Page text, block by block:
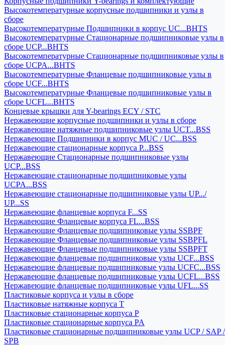
Высокотемпературные корпусные подшипники и узлы в
сборе
Высокотемпературные Подшипники в корпус UC...BHTS
Высокотемпературные Стационарные подшипниковые узлы в
сборе UCP...BHTS
Высокотемпературные Стационарные подшипниковые узлы в
сборе UCPA...BHTS
Высокотемпературные Фланцевые подшипниковые узлы в
сборе UCF...BHTS
Высокотемпературные Фланцевые подшипниковые узлы в
сборе UCFL...BHTS
Концевые крышки для Y-bearings ECY / STC
Нержавеющие корпусные подшипники и узлы в сборе
Нержавеющие натяжные подшипниковые узлы UCT...BSS
Нержавеющие Подшипники в корпус MUC / UC...BSS
Нержавеющие стационарные корпуса P...BSS
Нержавеющие Стационарные подшипниковые узлы
UCP...BSS
Нержавеющие стационарные подшипниковые узлы
UCPA...BSS
Нержавеющие стационарные подшипниковые узлы UP.../
UP...SS
Нержавеющие фланцевые корпуса F...SS
Нержавеющие Фланцевые корпуса FL...BSS
Нержавеющие Фланцевые подшипниковые узлы SSBPF
Нержавеющие Фланцевые подшипниковые узлы SSBPFL
Нержавеющие Фланцевые подшипниковые узлы SSBPFT
Нержавеющие фланцевые подшипниковые узлы UCF...BSS
Нержавеющие фланцевые подшипниковые узлы UCFC...BSS
Нержавеющие фланцевые подшипниковые узлы UCFL...BSS
Нержавеющие фланцевые подшипниковые узлы UFL...SS
Пластиковые корпуса и узлы в сборе
Пластиковые натяжные корпуса T
Пластиковые стационарные корпуса P
Пластиковые стационарные корпуса PA
Пластиковые стационарные подшипниковые узлы UCP / SAP /
SPB